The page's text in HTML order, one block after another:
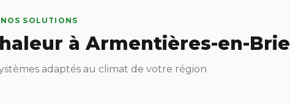
NOS SOLUTIONS
à Armentières-en-Brie
adaptés au climat de votre région